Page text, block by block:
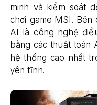
minh và kiểm soát
chơi game MSI. Bên
AI là công nghệ
bằng các thuật toán
hệ thống cao nhất
yên tĩnh.